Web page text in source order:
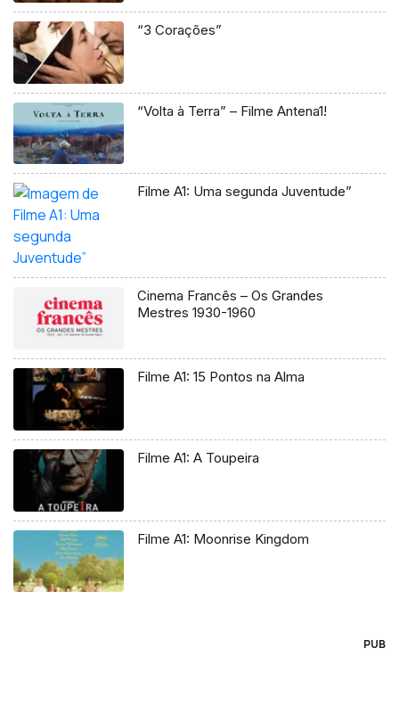
“3 Corações”
“Volta à Terra” – Filme Antena1!
Filme A1: Uma segunda Juventude”
Cinema Francês – Os Grandes
Mestres 1930-1960
Filme A1: 15 Pontos na Alma
Filme A1: A Toupeira
Filme A1: Moonrise Kingdom
PUB